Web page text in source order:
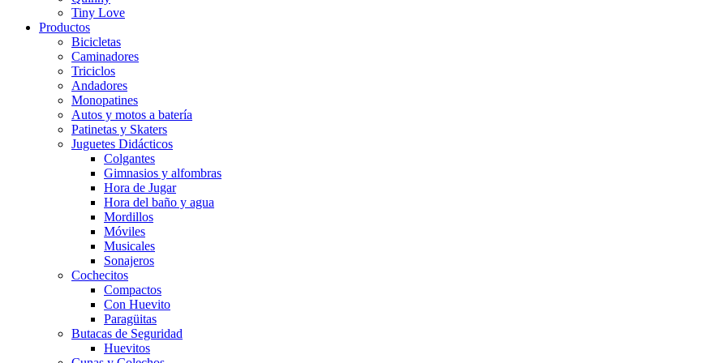
Tiny Love
Productos
Bicicletas
Caminadores
Triciclos
Andadores
Monopatines
Autos y motos a batería
Patinetas y Skaters
Juguetes Didácticos
Colgantes
Gimnasios y alfombras
Hora de Jugar
Hora del baño y agua
Mordillos
Móviles
Musicales
Sonajeros
Cochecitos
Compactos
Con Huevito
Paragüitas
Butacas de Seguridad
Huevitos